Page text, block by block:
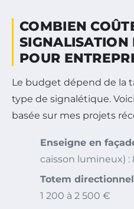
COMBIEN
SIGNALISATION
POUR
Le budget dépend de la
type de signalétique.
basée sur mes projets
Enseigne en
caisson lumineux) :
Totem directionnel
1 200 à 2 500 €